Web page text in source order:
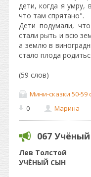
дети, когда я умру,
что там спрятано".
Дети подумали,
стали рыть и всю
а землю в
стало плода
(59 слов)
Мини-сказки 50-59
0
Марина
067
Лев Толстой
УЧЁНЫЙ СЫН